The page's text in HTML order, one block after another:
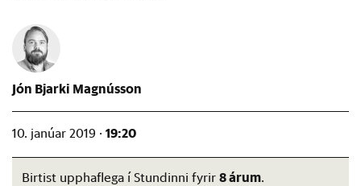
Jón Bjarki Magnússon
10. janúar 2019 · 19:20
Birtist upphaflega í Stundinni fyrir 8 árum.